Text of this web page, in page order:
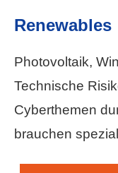
Renewables
Photovoltaik,
Technische
Cyberthemen
brauchen